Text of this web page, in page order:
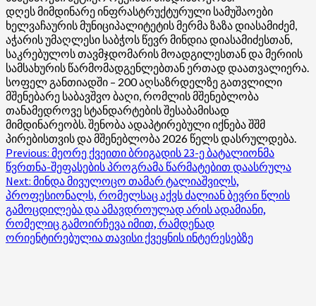
დღეს მიმდინარე ინფრასტრუქტურული სამუშაოები
ხელვაჩაურის მუნიციპალიტეტის მერმა ზაზა დიასამიძემ,
აჭარის უმაღლესი საბჭოს წევრ მინდია დიასამიძესთან,
საკრებულოს თავმჯდომარის მოადგილესთან და მერიის
სამსახურის წარმომადგენლებთან ერთად დაათვალიერა.
სოფელ განთიადში – 200 აღსაზრდელზე გათვლილი
მშენებარე საბავშვო ბაღი, რომლის მშენებლობა
თანამედროვე სტანდარტების შესაბამისად
მიმდინარეობს. შენობა ადაპტირებული იქნება შშმ
პირებისთვის და მშენებლობა 2026 წელს დასრულდება.
Post
navigation
Previous: მეორე ქვეითი ბრიგადის 23-ე ბატალიონმა
წვრთნა-შეფასების პროგრამა წარმატებით დაასრულა
Next: მინდა მივულოცო თამარ ტალიაშვილს,
პროფესიონალს, რომელსაც აქვს ძალიან ბევრი წლის
გამოცდილება და ამავდროულად არის ადამიანი,
რომელიც გამოირჩევა იმით, რამდენად
ორიენტირებულია თავისი ქვეყნის ინტერესებზე